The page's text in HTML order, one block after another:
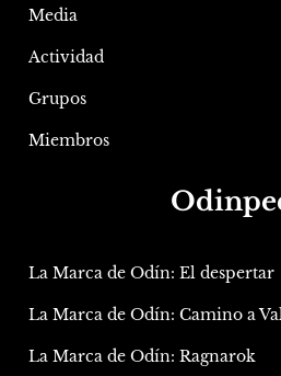
Media
Actividad
Grupos
Miembros
La Marca de Odín: El despertar
La Marca de Odín: Camino a
La Marca de Odín: Ragnarok